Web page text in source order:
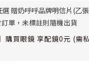
贈奶呼呼品牌明信片(乙
單，未標註則隨機出貨
購買眼鏡 享配鏡0元 (需